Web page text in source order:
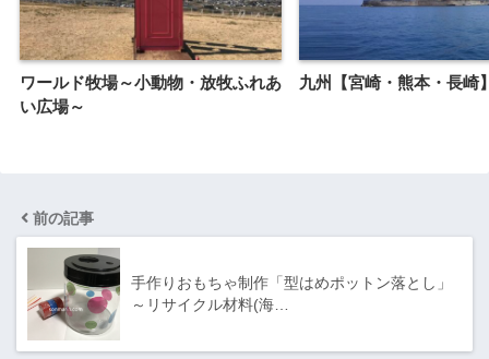
ワールド牧場～小動物・放牧ふれあ
い広場～
九州【宮崎・熊本・長崎
前の記事
手作りおもちゃ制作「型はめポットン落とし」
～リサイクル材料(海…